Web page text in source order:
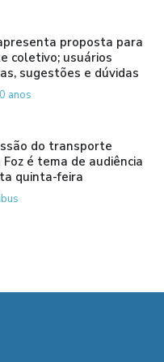
proposta para
coletivo; usuários
sugestões e dúvidas
anos
do transporte
é tema de audiência
quinta-feira